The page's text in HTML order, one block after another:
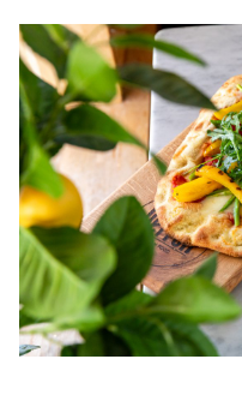
Parkeren
Bezienswaardigheden
Musea, theaters & podia
Uitjes & activiteiten
Toeristische routes
Natuurgebieden
Baroniepoorten
Sport